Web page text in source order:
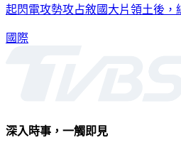
起閃電攻勢攻占敘國大片領土後，
國際
深入時事，一觸即見